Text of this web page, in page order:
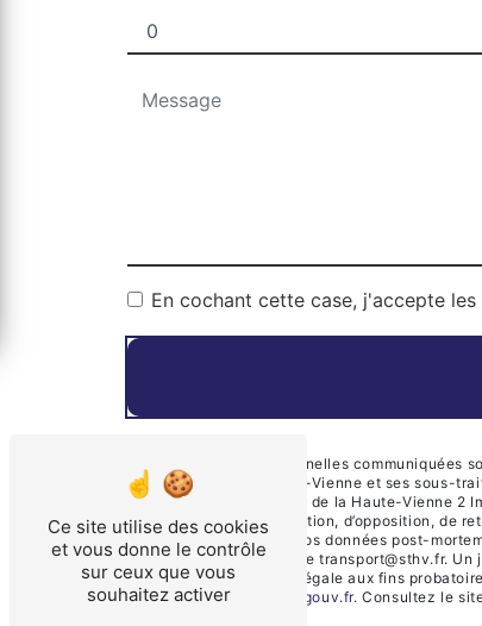
En cochant cette case, j'accepte
** Les données personnelles communiquées
Transports de la Haute-Vienne et ses sous-
Société des Transports de la Haute-Vienne 2
de portabilité, de limitation, d’opposition, de
d’organiser le sort de vos données post-
électronique à l'adresse transport@sthv.fr.
durée de prescription légale aux fins
cette adresse:
Bloctel.gouv.fr. Consultez le
Ce site utilise des cookies
et vous donne le contrôle
sur ceux que vous
souhaitez activer